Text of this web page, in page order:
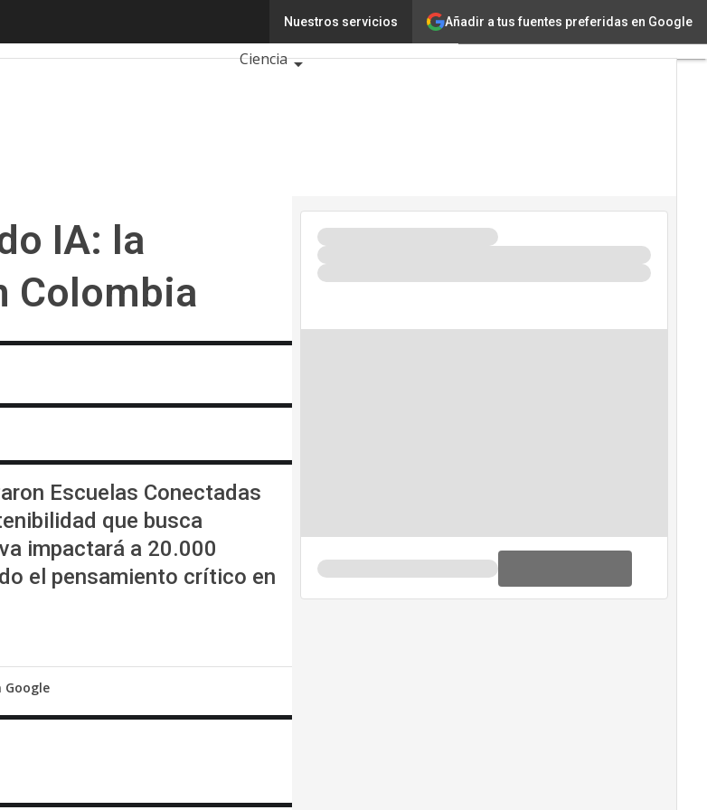
Añadir a tus fuentes preferidas en Google
Nuestros servicios
Tecnología
Innovación
Ciencia
IA: la
Colombia
Escuelas Conectadas
que busca
impactará a 20.000
el pensamiento crítico en